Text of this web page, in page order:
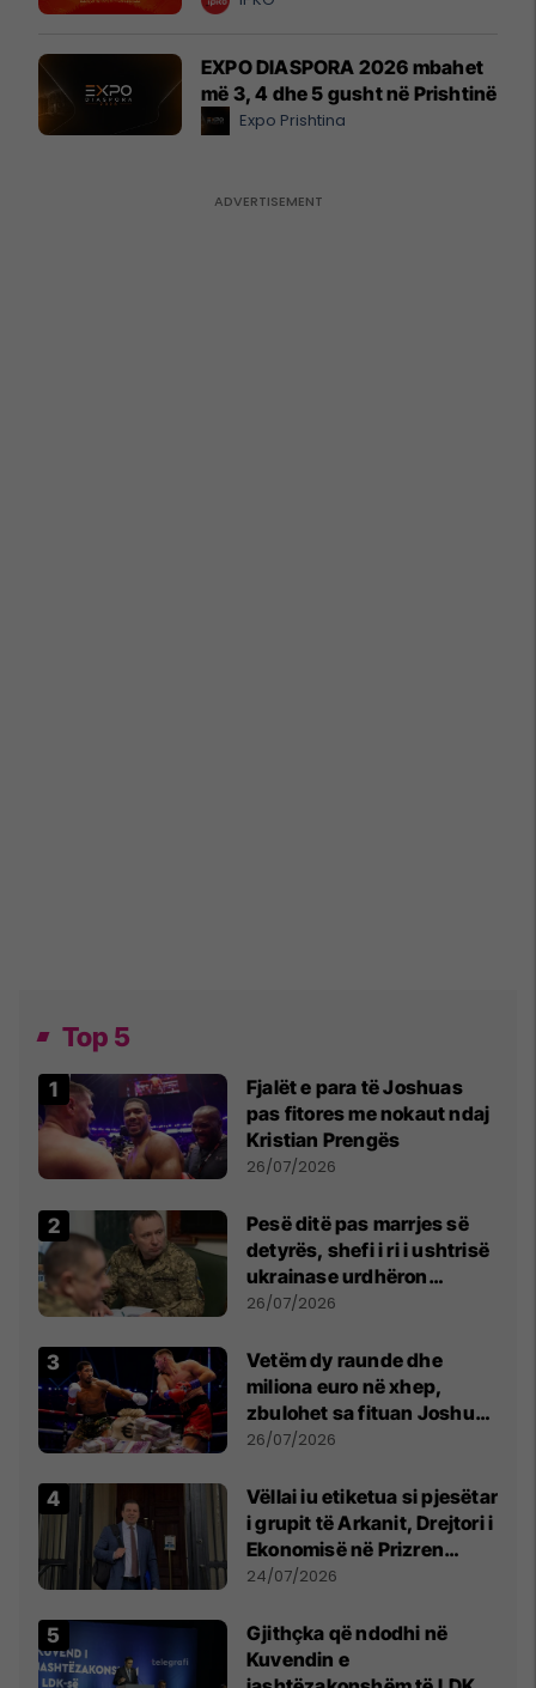
EXPO DIASPORA 2026 mbahet
më 3, 4 dhe 5 gusht në Prishtinë
Expo Prishtina
Top 5
Fjalët e para të Joshuas
pas fitores me nokaut ndaj
Kristian Prengës
26/07/2026
Pesë ditë pas marrjes së
detyrës, shefi i ri i ushtrisë
ukrainase urdhëron
kontroll të madh
26/07/2026
Vetëm dy raunde dhe
miliona euro në xhep,
zbulohet sa fituan Joshua
e Prenga
26/07/2026
Vëllai iu etiketua si pjesëtar
i grupit të Arkanit, Drejtori i
Ekonomisë në Prizren
mohon pretendimet
24/07/2026
Gjithçka që ndodhi në
Kuvendin e